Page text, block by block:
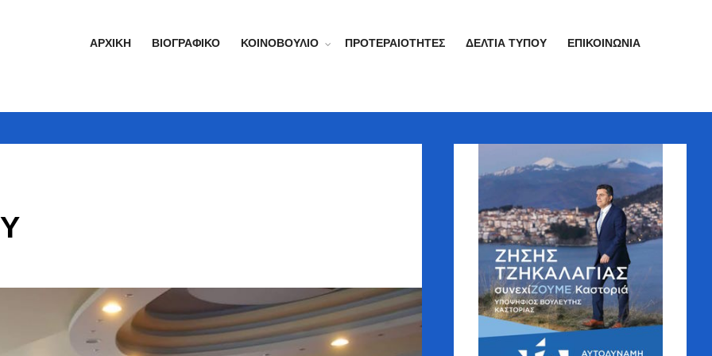
ΑΡΧΙΚΉ ΒΙΟΓΡΑΦΙΚΌ ΚΟΙΝΟΒΟΎΛΙΟ ΠΡΟΤΕΡΑΙΌΤΗΤΕΣ ΔΕΛΤΊΑ ΤΎΠΟΥ ΕΠΙΚΟΙΝΩΝΊΑ